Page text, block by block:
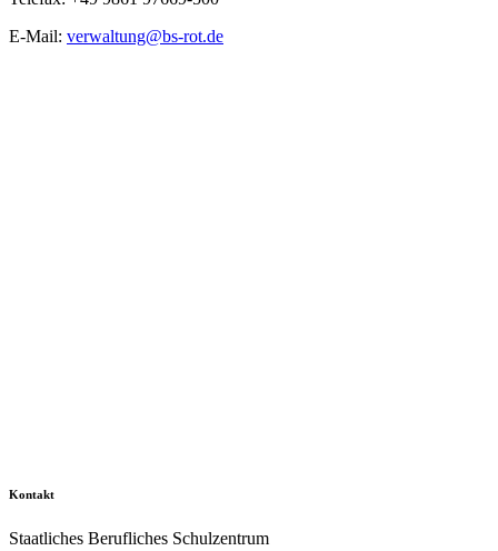
E-Mail: verwaltung@bs-rot.de
Kontakt
Staatliches Berufliches Schulzentrum